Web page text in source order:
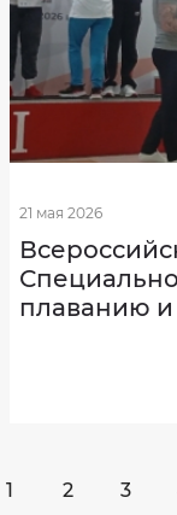
21 мая 2026
плаванию и
1 2 3